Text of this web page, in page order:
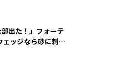
部出た！」フォーテ
ェッジなら砂に刺さ